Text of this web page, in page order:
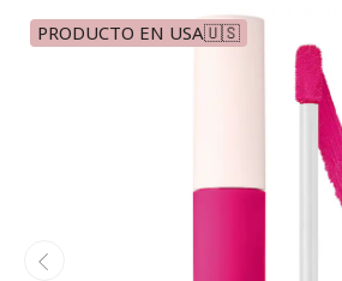
PRODUCTO EN USA🇺🇸